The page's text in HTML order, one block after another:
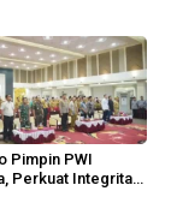
Pimpin PWI
Perkuat Integritas